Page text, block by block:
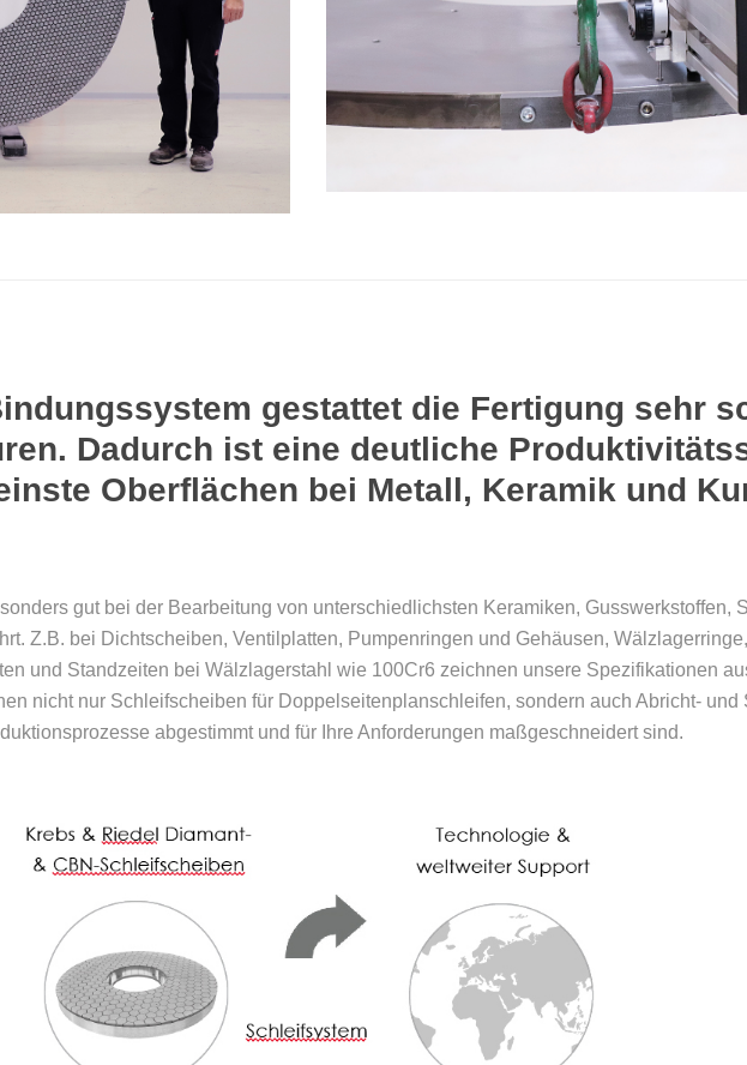
gestattet die Fertigung sehr
Dadurch ist eine deutliche
Oberflächen bei Metall, Keramik und
gut bei der Bearbeitung von unterschiedlichsten Keramiken, Gusswerkstoffen,
Z.B. bei Dichtscheiben, Ventilplatten, Pumpenringen und Gehäusen,
und Standzeiten bei Wälzlagerstahl wie 100Cr6 zeichnen unsere Spezifikationen
nicht nur Schleifscheiben für Doppelseitenplanschleifen, sondern auch Abricht- und
abgestimmt und für Ihre Anforderungen maßgeschneidert sind.